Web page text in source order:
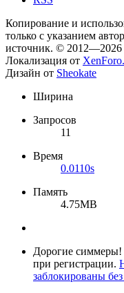
Копирование и
только с указанием
источник. © 2012—2026
Локализация от
Дизайн от Sheokate
Ширина
Запросов
11
Время
0.0110s
Память
4.75MB
Дорогие
при регистрации.
заблокированы